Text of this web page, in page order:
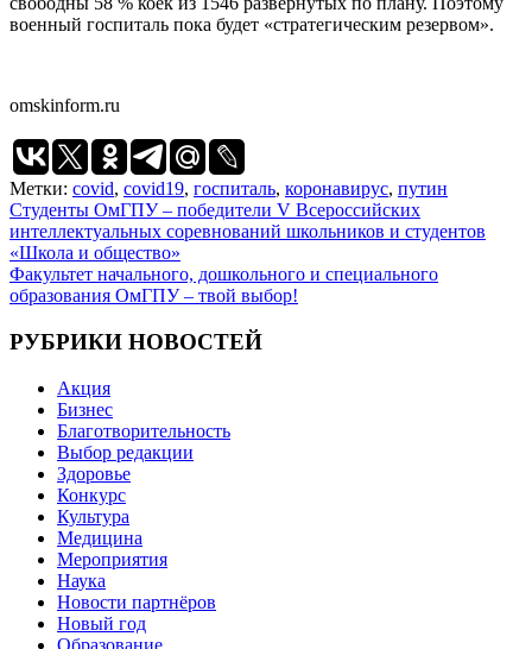
военный госпиталь пока будет «стратегическим резервом».
omskinform.ru
Метки: covid, covid19, госпиталь, коронавирус, путин
Навигация
по
записям
Студенты ОмГПУ – победители V Всероссийских
интеллектуальных соревнований школьников и студентов
«Школа и общество»
Факультет начального, дошкольного и специального
образования ОмГПУ – твой выбор!
РУБРИКИ НОВОСТЕЙ
Акция
Бизнес
Благотворительность
Выбор редакции
Здоровье
Конкурс
Культура
Медицина
Мероприятия
Наука
Новости партнёров
Новый год
Образование